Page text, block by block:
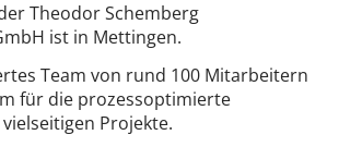
Theodor Schemberg
ist in Mettingen.
Team von rund 100 Mitarbeitern
für die prozessoptimierte
Projekte.